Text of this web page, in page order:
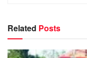
Related Posts